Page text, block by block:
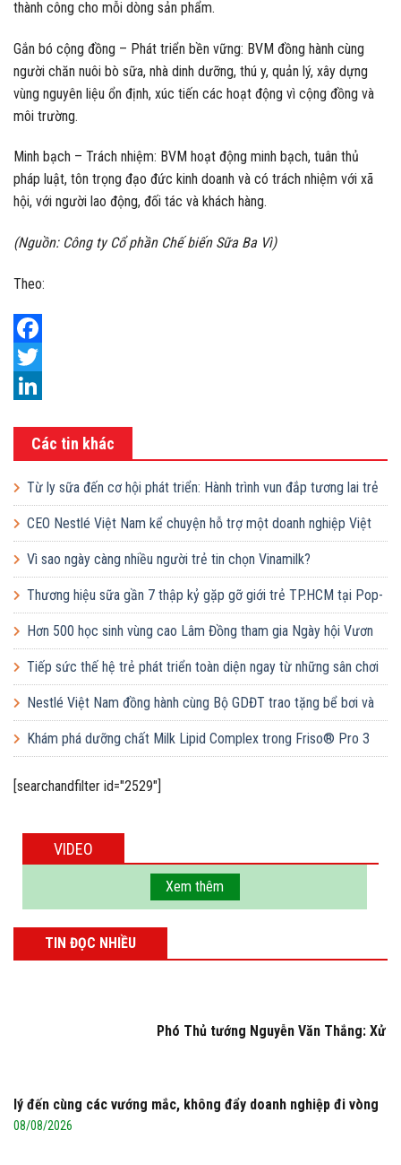
thành công cho mỗi dòng sản phẩm.
Gắn bó cộng đồng – Phát triển bền vững: BVM đồng hành cùng
người chăn nuôi bò sữa, nhà dinh dưỡng, thú y, quản lý, xây dựng
vùng nguyên liệu ổn định, xúc tiến các hoạt động vì cộng đồng và
môi trường.
Minh bạch – Trách nhiệm: BVM hoạt động minh bạch, tuân thủ
pháp luật, tôn trọng đạo đức kinh doanh và có trách nhiệm với xã
hội, với người lao động, đối tác và khách hàng.
(Nguồn: Công ty Cổ phần Chế biến Sữa Ba Vì)
Theo:
Facebook
Twitter
Các tin khác
Từ ly sữa đến cơ hội phát triển: Hành trình vun đắp tương lai trẻ
em Việt của Vinamilk
CEO Nestlé Việt Nam kể chuyện hỗ trợ một doanh nghiệp Việt
tăng quy mô gấp 10 lần
Vì sao ngày càng nhiều người trẻ tin chọn Vinamilk?
Thương hiệu sữa gần 7 thập kỷ gặp gỡ giới trẻ TP.HCM tại Pop-
up ‘Thưởng vị hè’
Hơn 500 học sinh vùng cao Lâm Đồng tham gia Ngày hội Vươn
cao Việt Nam
Tiếp sức thế hệ trẻ phát triển toàn diện ngay từ những sân chơi
học đường
Nestlé Việt Nam đồng hành cùng Bộ GDĐT trao tặng bể bơi và
lớp dạy bơi mô hình điểm cho học sinh tại tỉnh Bắc Ninh
Khám phá dưỡng chất Milk Lipid Complex trong Friso® Pro 3
[searchandfilter id="2529"]
VIDEO
Xem thêm
TIN ĐỌC NHIỀU
Phó Thủ tướng Nguyễn Văn Thắng: Xử
lý đến cùng các vướng mắc, không đẩy doanh nghiệp đi vòng
08/08/2026